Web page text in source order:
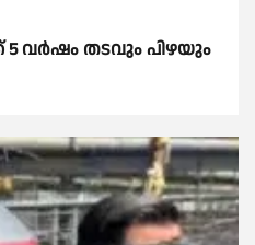
വർഷം തടവും പിഴയും